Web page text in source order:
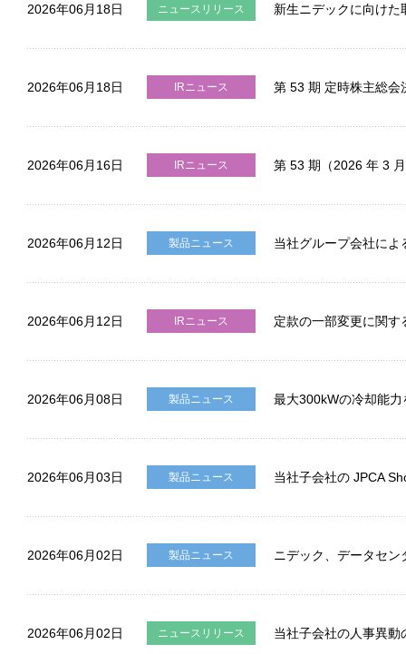
2026年06月18日 ニュースリリース 新生ニデックに向け
2026年06月18日 IRニュース 第 53 期 定時株主総会
2026年06月16日 IRニュース 第 53 期（2026 年 3
2026年06月12日 製品ニュース 当社グループ会社に
2026年06月12日 IRニュース 定款の一部変更に関す
2026年06月08日 製品ニュース 最大300kWの冷却能
2026年06月03日 製品ニュース 当社子会社の JPCA
2026年06月02日 製品ニュース ニデック、データセ
2026年06月02日 ニュースリリース 当社子会社の人事異動